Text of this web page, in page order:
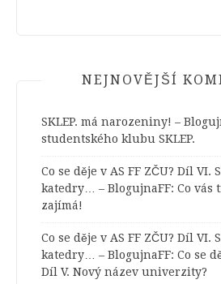
NEJNOVĚJŠÍ
SKLEP. má narozeniny! –
studentského klubu SKLEP.
Co se děje v AS FF ZČU? Díl VI.
katedry… – BlogujnaFF: Co vás
zajímá!
Co se děje v AS FF ZČU? Díl VI.
katedry… – BlogujnaFF: Co se
Díl V. Nový název univerzity?